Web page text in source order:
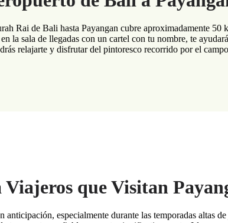
Rai de Bali hasta Payangan cubre aproximadamente
la sala de llegadas con un cartel con tu nombre, te
relajarte y disfrutar del pintoresco recorrido por el
Viajeros que Visitan
anticipación, especialmente durante las temporadas altas